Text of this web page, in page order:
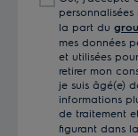
e-
mailla part du
mes données
et utilisées
retirer mon
je suis âgé(e)
informations
de traitement
figurant dans la